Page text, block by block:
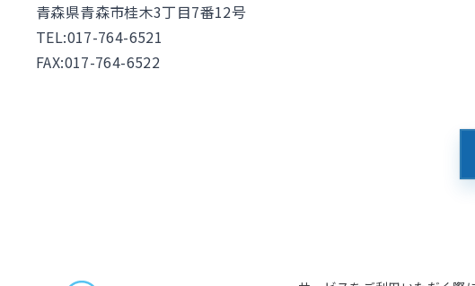
青森県青森市桂木3丁目7番12号
TEL:017-764-6521
FAX:017-764-6522